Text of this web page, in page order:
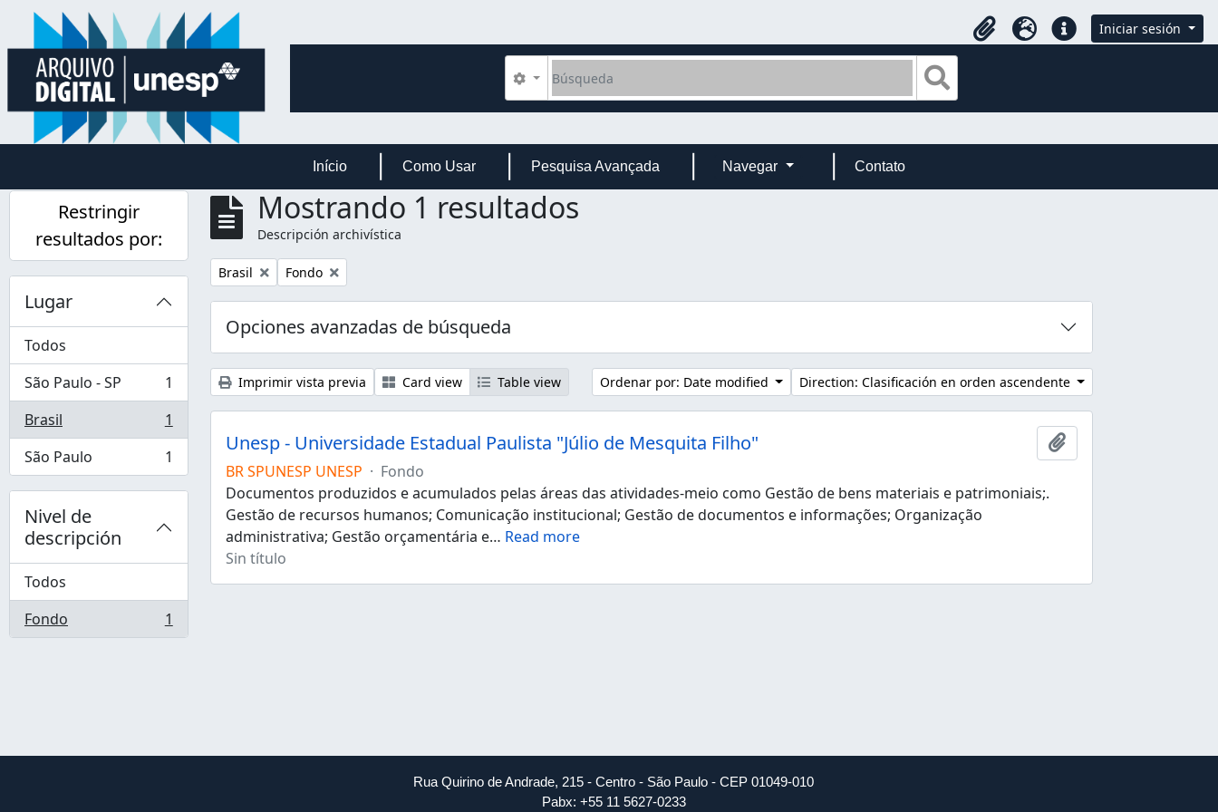
Skip to main content
Portapapeles
IdiomaEnlaces rápidos
Iniciar sesión
Búsqueda
Search options
Início Como Usar Pesquisa Avançada Navegar Contato
Restringir
resultados por:
Lugar
Todos
São Paulo - SP
, 1 resultados
1
Brasil
, 1 resultados
1
São Paulo
, 1 resultados 1
Nivel de
descripción
Todos
Fondo
, 1 resultados 1
Mostrando 1 resultados
Descripción archivística
Remove filter:
Brasil Remove filter:
Fondo
Opciones avanzadas de búsqueda
Imprimir vista previa Card view Table view Ordenar por: Date modified Direction: Clasificación en orden ascendente
Unesp - Universidade Estadual Paulista "Júlio de Mesquita Filho"
Añadir al
BR SPUNESP UNESP · Fondo
Documentos produzidos e acumulados pelas áreas das atividades-meio como Gestão de bens materiais e patrimoniais;.
Gestão de recursos humanos; Comunicação institucional; Gestão de documentos e informações; Organização
administrativa; Gestão orçamentária e… Read more
Sin título
Rua Quirino de Andrade, 215 - Centro - São Paulo - CEP 01049-010
Pabx: +55 11 5627-0233